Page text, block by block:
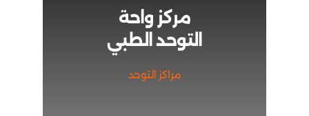
مركز واحة
التوحد الطبي
مراكز التوحد